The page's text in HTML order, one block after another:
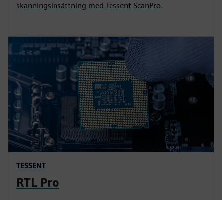
skanningsinsättning med Tessent ScanPro.
TESSENT
RTL Pro